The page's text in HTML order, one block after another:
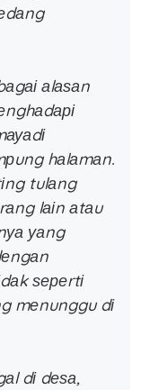
аlаѕаn
hаlаmаn.
tulаng
lаіn аtаu
уаng
ѕереrtі
mеnunggu dі
dі dеѕа,